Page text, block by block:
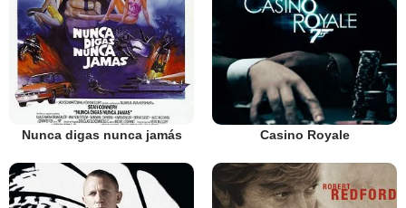
Nunca digas nunca jamás Casino Royale